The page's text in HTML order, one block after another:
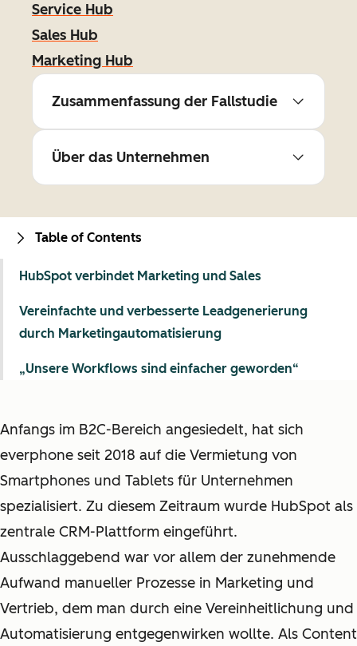
Service Hub
Sales Hub
Marketing Hub
Zusammenfassung der Fallstudie
Über das Unternehmen
Anfangs im B2C-Bereich angesiedelt, hat sich
everphone seit 2018 auf die Vermietung von
Smartphones und Tablets für Unternehmen
spezialisiert. Zu diesem Zeitraum wurde HubSpot als
zentrale CRM-Plattform eingeführt.
Ausschlaggebend war vor allem der zunehmende
Aufwand manueller Prozesse in Marketing und
Vertrieb, dem man durch eine Vereinheitlichung und
Automatisierung entgegenwirken wollte. Als Content
Table of Contents
HubSpot verbindet Marketing und Sales
Vereinfachte und verbesserte Leadgenerierung
durch Marketingautomatisierung
„Unsere Workflows sind einfacher geworden“